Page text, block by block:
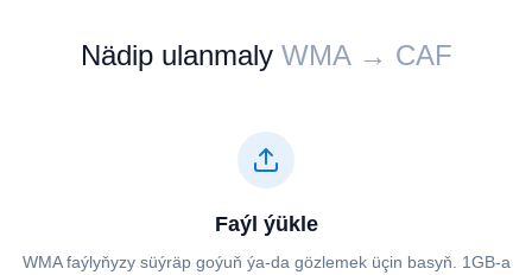
Nädip ulanmaly ⁦⁦WMA⁩⁩ → ⁦⁦CAF⁩⁩
Faýl ýükle
⁦⁦WMA⁩⁩ faýlyňyzy süýräp goýuň ýa-da gözlemek üçin basyň. 1GB-a